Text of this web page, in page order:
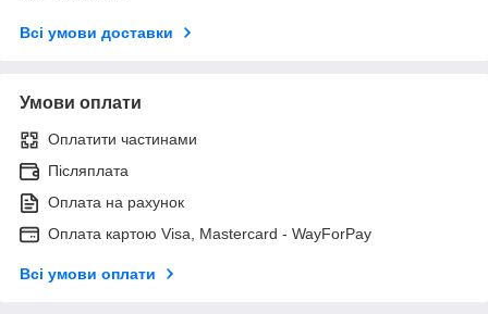
Всі умови доставки
Умови оплати
Оплатити частинами
Післяплата
Оплата на рахунок
Оплата картою Visa, Mastercard - WayForPay
Всі умови оплати